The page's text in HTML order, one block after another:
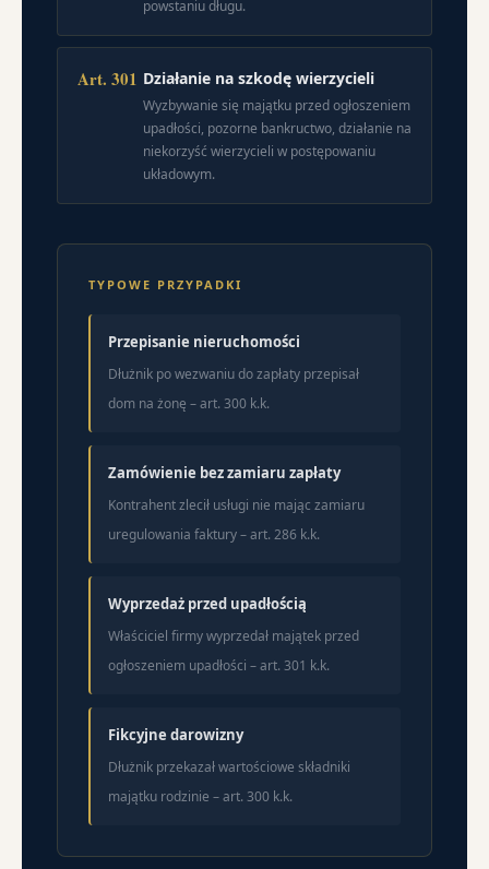
powstaniu długu.
Art. 301 Działanie na szkodę wierzycieli
Wyzbywanie się majątku przed ogłoszeniem
upadłości, pozorne bankructwo, działanie na
niekorzyść wierzycieli w postępowaniu
układowym.
TYPOWE PRZYPADKI
Przepisanie nieruchomości
Dłużnik po wezwaniu do zapłaty przepisał
dom na żonę – art. 300 k.k.
Zamówienie bez zamiaru zapłaty
Kontrahent zlecił usługi nie mając zamiaru
uregulowania faktury – art. 286 k.k.
Wyprzedaż przed upadłością
Właściciel firmy wyprzedał majątek przed
ogłoszeniem upadłości – art. 301 k.k.
Fikcyjne darowizny
Dłużnik przekazał wartościowe składniki
majątku rodzinie – art. 300 k.k.